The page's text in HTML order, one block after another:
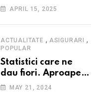
Consumatorii caută
scumpirilor, mai ales
la alimente
APRIL 15, 2025
ACTUALITATE , ASIGURARI ,
POPULAR
Statistici care ne
dau fiori. Aproape
20 de case ard zilnic
MAY 21, 2024